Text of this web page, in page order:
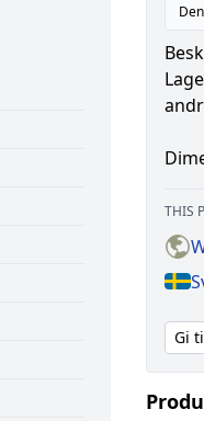
THIS
Gi